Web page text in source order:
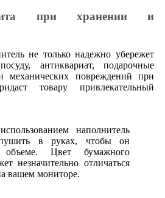
при хранении и
не только надежно убережет
антиквариат, подарочные
механических повреждений при
товару привлекательный
наполнитель
в руках, чтобы он
Цвет бумажного
незначительно отличаться
вашем мониторе.